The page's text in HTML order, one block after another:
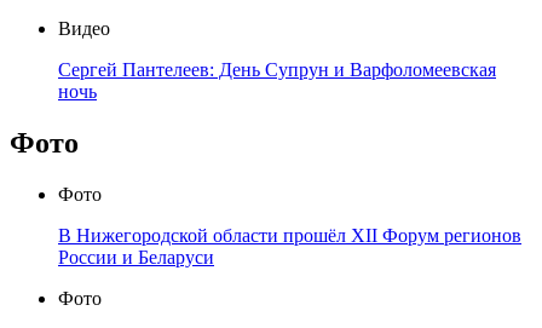
Видео
Сергей Пантелеев: День Супрун и Варфоломеевская
ночь
Фото
Фото
В Нижегородской области прошёл XII Форум регионов
России и Беларуси
Фото